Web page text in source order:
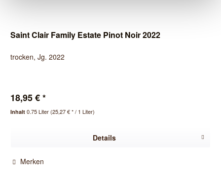
Saint Clair Family Estate Pinot Noir 2022
trocken, Jg. 2022
18,95 € *
Inhalt0.75 Liter(25,27 € * / 1 Liter)
Details
Merken